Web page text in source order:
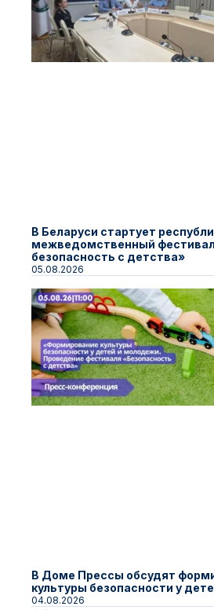
В Беларуси стартует
межведомственный
безопасность с детства»
05.08.2026
В Доме Прессы обсудят
культуры безопасности у
04.08.2026